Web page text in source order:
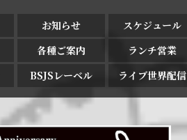
お知らせ スケジュール
各種ご案内 ランチ営業
BSJSレーベル ライブ世界配信